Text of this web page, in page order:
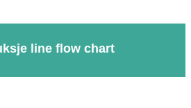
line flow chart